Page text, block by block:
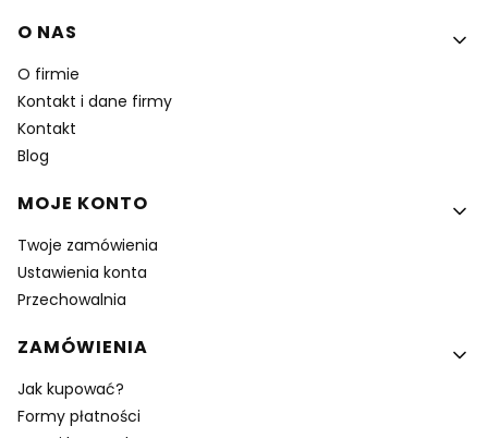
Linki w stopce
O NAS
O firmie
Kontakt i dane firmy
Kontakt
Blog
MOJE KONTO
Twoje zamówienia
Ustawienia konta
Przechowalnia
ZAMÓWIENIA
Jak kupować?
Formy płatności